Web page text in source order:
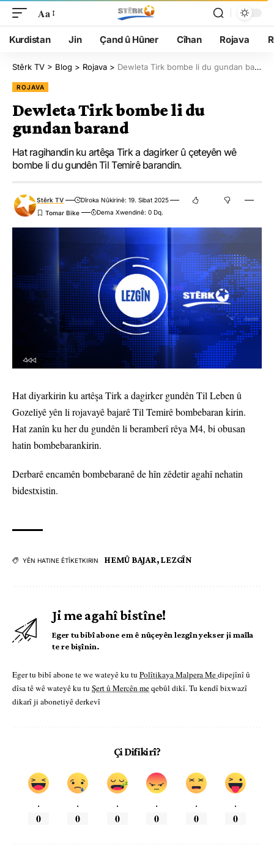
Aa
Kurdistan Jin Çand û Hûner Cîhan Rojava
Stêrk TV > Blog > Rojava > Dewleta Tirk bombe li du gundan barand
ROJAVA
Dewleta Tirk bombe li du
gundan barand
Hat ragihandin ku artêşa Tirk a dagirker û çeteyên wê
bombe li du gundên Til Temirê barandin.
Stêrk TV
Dîroka Nûkirinê: 19. Sibat 2025
Dema Xwendinê: 0 Dq.
Hat diyarkirin ku artêşa Tirk a dagirker gundên Til Leben û
Gozeliyê yên li rojavayê bajarê Til Temirê bombebaran kirin.
Hat zanîn ku her du gundên li beramberî rêya M4, bi obusan
hatin bombebarankirin.
Derbarê encamên bombebaranê de hîn zêdetir agahî nehatin
bidestxistin.
YÊN HATINE ÊTÎKETKIRIN HEMÛ BAJAR,LEZGÎN
Ji me agahî bistîne!
Eger tu bibî abone em ê nûçeyên lezgîn yekser ji maîla
te re bişînin.
Eger tu bibî abone te we wateyê ku tu Polîtikaya Malpera Medipejînî û
dîsa tê wê wateyê ku tu Şert û Mercên meqebûl dikî. Tu kendî bixwazî
dikarî ji abonetiyê derkevî
Çi Difikirî?
.
0
.
0
.
0
.
0
.
0
.
0